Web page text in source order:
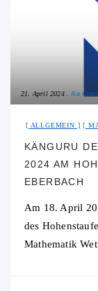
21. April 2024 No
ALLGEMEIN
KÄNGURU
2024 AM
EBERBACH
Am 18. April
des
Mathematik